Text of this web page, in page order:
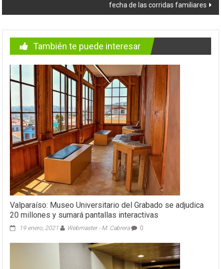
fecha de las corridas familiares
También te puede interesar
Valparaíso: Museo Universitario del Grabado se adjudica
20 millones y sumará pantallas interactivas
19 enero, 2021 Webmaster - M. Cabrera 0